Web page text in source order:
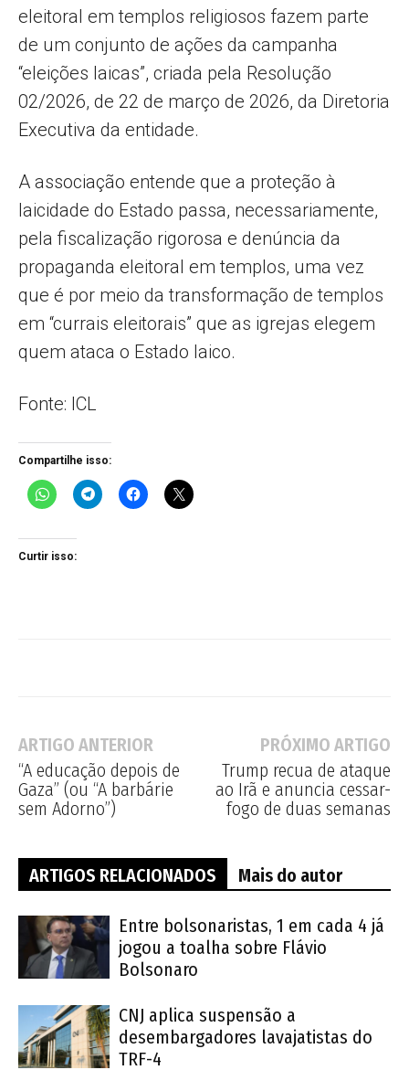
eleitoral em templos religiosos fazem parte
de um conjunto de ações da campanha
“eleições laicas”, criada pela Resolução
02/2026, de 22 de março de 2026, da Diretoria
Executiva da entidade.
A associação entende que a proteção à
laicidade do Estado passa, necessariamente,
pela fiscalização rigorosa e denúncia da
propaganda eleitoral em templos, uma vez
que é por meio da transformação de templos
em “currais eleitorais” que as igrejas elegem
quem ataca o Estado laico.
Fonte: ICL
Compartilhe isso:
Curtir isso:
ARTIGO ANTERIOR
“A educação depois de
Gaza” (ou “A barbárie
sem Adorno”)
PRÓXIMO ARTIGO
Trump recua de ataque
ao Irã e anuncia cessar-
fogo de duas semanas
ARTIGOS RELACIONADOS Mais do autor
Entre bolsonaristas, 1 em cada 4 já
jogou a toalha sobre Flávio
Bolsonaro
CNJ aplica suspensão a
desembargadores lavajatistas do
TRF-4